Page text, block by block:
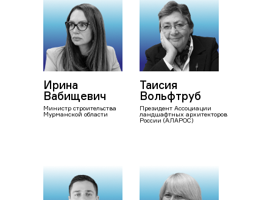
Ирина
Вабищевич
Министр строительства
Мурманской области
Таисия
Вольфтруб
Президент Ассоциации
ландшафтных архитекторов
России (АЛАРОС)